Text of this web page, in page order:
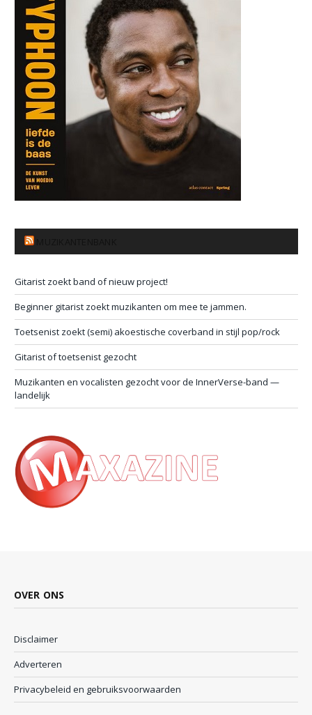
Gitarist zoekt band of nieuw project!
Beginner gitarist zoekt muzikanten om mee te jammen.
Toetsenist zoekt (semi) akoestische coverband in stijl pop/rock
Gitarist of toetsenist gezocht
Muzikanten en vocalisten gezocht voor de InnerVerse-band —
landelijk
OVER ONS
Disclaimer
Adverteren
Privacybeleid en gebruiksvoorwaarden